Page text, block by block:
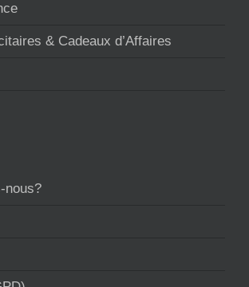
& Cadeaux d’Affaires
nous?